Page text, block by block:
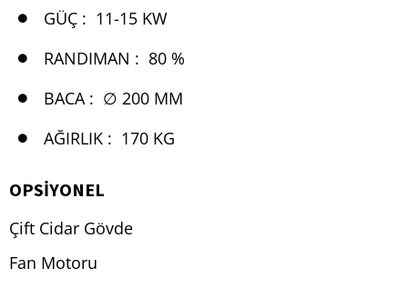
GÜÇ : 11-15 KW
RANDIMAN : 80 %
BACA : ∅ 200 MM
AĞIRLIK : 170 KG
OPSİYONEL
Çift Cidar Gövde
Fan Motoru